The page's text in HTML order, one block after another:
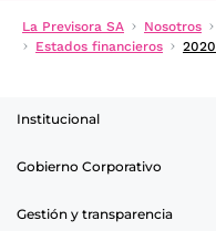
La Previsora SA Nosotros
Estados financieros
2020
Institucional
Gobierno Corporativo
Gestión y transparencia